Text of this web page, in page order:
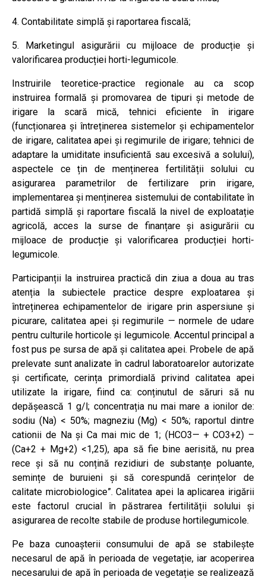
4. Contabilitate simplă și raportarea fiscală;
5. Marketingul asigurării cu mijloace de producție și
valorificarea producției horti-legumicole.
Instruirile teoretice-practice regionale au ca scop
instruirea formală și promovarea de tipuri și metode de
irigare la scară mică, tehnici eficiente în irigare
(funcționarea și întreținerea sistemelor și echipamentelor
de irigare, calitatea apei și regimurile de irigare; tehnici de
adaptare la umiditate insuficientă sau excesivă a solului),
aspectele ce țin de menținerea fertilității solului cu
asigurarea parametrilor de fertilizare prin irigare,
implementarea și menținerea sistemului de contabilitate în
partidă simplă și raportare fiscală la nivel de exploatație
agricolă, acces la surse de finanțare și asigurării cu
mijloace de producție și valorificarea producției horti-
legumicole.
Participanții la instruirea practică din ziua a doua au tras
atenția la subiectele practice despre exploatarea și
întreținerea echipamentelor de irigare prin aspersiune și
picurare, calitatea apei și regimurile — normele de udare
pentru culturile horticole și legumicole. Accentul principal a
fost pus pe sursa de apă și calitatea apei. Probele de apă
prelevate sunt analizate în cadrul laboratoarelor autorizate
și certificate, cerința primordială privind calitatea apei
utilizate la irigare, fiind ca: conținutul de săruri să nu
depășească 1 g/l; concentrația nu mai mare a ionilor de:
sodiu (Na) < 50%; magneziu (Mg) < 50%; raportul dintre
cationii de Na și Ca mai mic de 1; (HCO3— + CO3+2) –
(Ca+2 + Mg+2) <1,25), apa să fie bine aerisită, nu prea
rece și să nu conțină rezidiuri de substanțe poluante,
semințe de buruieni și să corespundă cerințelor de
calitate microbiologice”. Calitatea apei la aplicarea irigării
este factorul crucial în păstrarea fertilității solului și
asigurarea de recolte stabile de produse hortilegumicole.
Pe baza cunoașterii consumului de apă se stabilește
necesarul de apă în perioada de vegetație, iar acoperirea
necesarului de apă în perioada de vegetație se realizează